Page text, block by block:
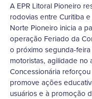
A EPR Litoral Pioneiro
rodovias entre Curitiba
Norte Pioneiro inicia a
operação Feriado da
o próximo segunda-feira
motoristas, agilidade
Concessionária
promove ações
usuários e à promoção